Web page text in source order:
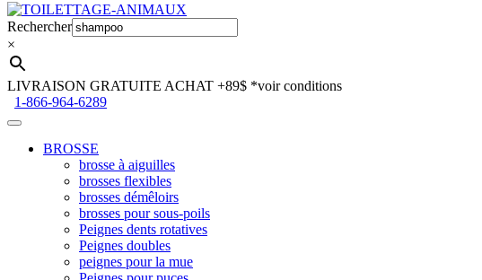
Aller
à
la
navigation
Aller
au
contenu
Rechercher
×
LIVRAISON GRATUITE ACHAT +89$ *voir conditions
1-866-964-6289
BROSSE
brosse à aiguilles
brosses flexibles
brosses démêloirs
brosses pour sous-poils
Peignes dents rotatives
Peignes doubles
peignes pour la mue